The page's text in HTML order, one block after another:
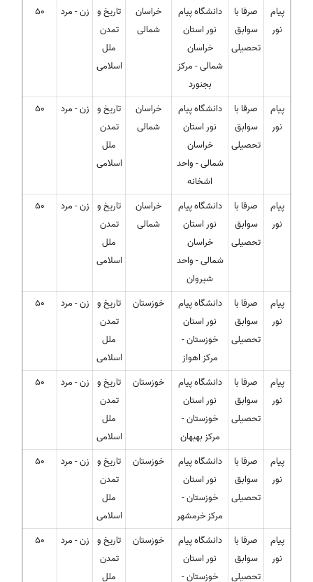
پیام
نور
صرفا با
سوابق
تحصیلی
دانشگاه پیام
نور استان
خراسان
شمالی - مرکز
بجنورد
خراسان
شمالی
تاریخ و
تمدن
ملل
اسلامی
زن - مرد 50
پیام
نور
صرفا با
سوابق
تحصیلی
دانشگاه پیام
نور استان
خراسان
شمالی - واحد
اشخانه
خراسان
شمالی
تاریخ و
تمدن
ملل
اسلامی
زن - مرد 50
پیام
نور
صرفا با
سوابق
تحصیلی
دانشگاه پیام
نور استان
خراسان
شمالی - واحد
شیروان
خراسان
شمالی
تاریخ و
تمدن
ملل
اسلامی
زن - مرد 50
پیام
نور
صرفا با
سوابق
تحصیلی
دانشگاه پیام
نور استان
خوزستان -
مرکز اهواز
خوزستان
تاریخ و
تمدن
ملل
اسلامی
زن - مرد 50
پیام
نور
صرفا با
سوابق
تحصیلی
دانشگاه پیام
نور استان
خوزستان -
مرکز بهبهان
خوزستان
تاریخ و
تمدن
ملل
اسلامی
زن - مرد 50
پیام
نور
صرفا با
سوابق
تحصیلی
دانشگاه پیام
نور استان
خوزستان -
مرکز خرمشهر
خوزستان
تاریخ و
تمدن
ملل
اسلامی
زن - مرد 50
پیام
نور
صرفا با
سوابق
تحصیلی
دانشگاه پیام
نور استان
خوزستان -
خوزستان
تاریخ و
تمدن
ملل
زن - مرد 50